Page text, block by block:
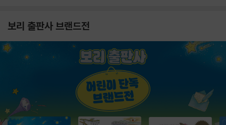
보리 출판사 브랜드전